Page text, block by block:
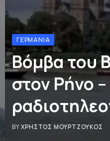
ΓΕΡΜΑΝΊΑ
Βόμβα του
στον Ρήνο
BYΧΡΉΣΤΟΣ ΜΟΥΡΤΖΟΎΚΟΣ